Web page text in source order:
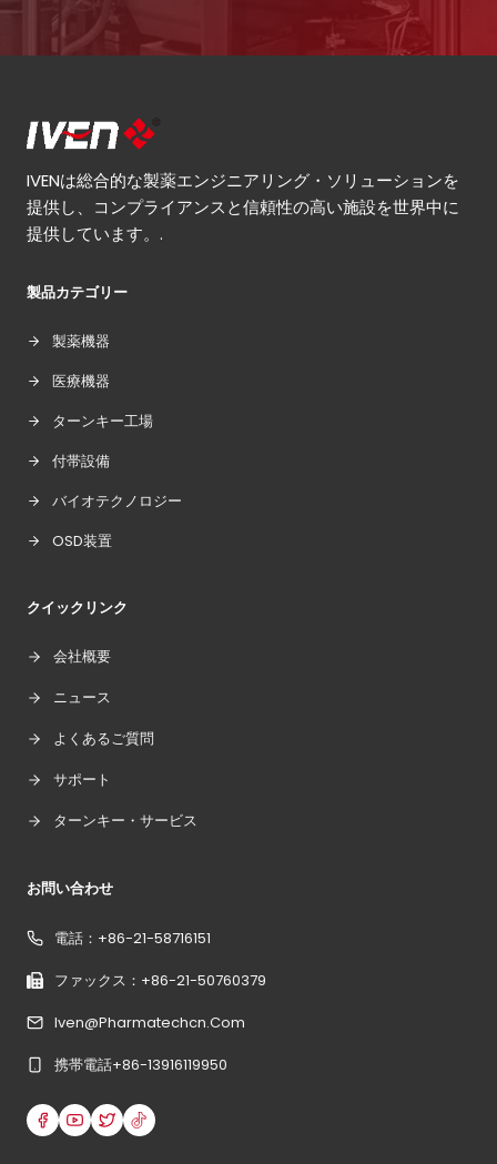
IVENは総合的な製薬エンジニアリング・ソリューションを
提供し、コンプライアンスと信頼性の高い施設を世界中に
提供しています。.
製品カテゴリー
製薬機器
医療機器
ターンキー工場
付帯設備
バイオテクノロジー
OSD装置
クイックリンク
会社概要
ニュース
よくあるご質問
サポート
ターンキー・サービス
お問い合わせ
電話：+86-21-58716151
ファックス：+86-21-50760379
Iven@pharmatechcn.com
携帯電話+86-13916119950